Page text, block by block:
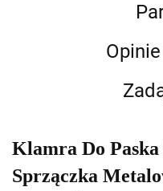
Klamra Do Paska
Sprzączka